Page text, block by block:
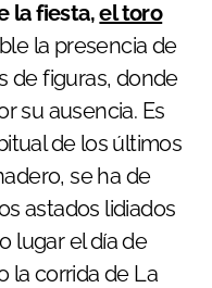
la fiesta,el toro
la presencia de
de figuras, donde
su ausencia. Es
de los últimos
se ha de
astados lidiados
lugar el día de
la corrida de La